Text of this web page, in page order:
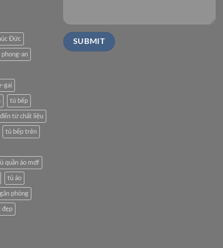
Đức
phong-an
gai
tủ bếp
từ chất liệu
tủ bếp trên
quần áo mdf
tủ áo
phòng
đẹp